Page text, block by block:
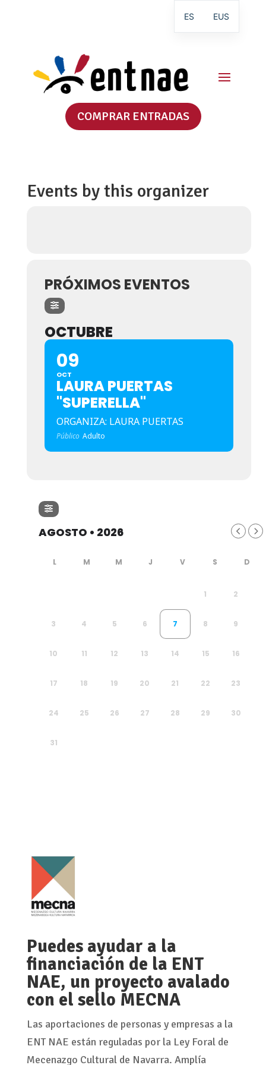
COMPRAR ENTRADAS
Events by this organizer
PRÓXIMOS EVENTOS
OCTUBRE
09
OCT
LAURA PUERTAS
"SUPERELLA"
ORGANIZA: LAURA PUERTAS
Público Adulto
AGOSTO • 2026
1 2
3 4 5 6 7 8 9
10 11 12 13 14 15 16
17 18 19 20 21 22 23
24 25 26 27 28 29 30
31
Puedes ayudar a la
financiación de la ENT
NAE, un proyecto avalado
con el sello MECNA
Las aportaciones de personas y empresas a la
ENT NAE están reguladas por la Ley Foral de
Mecenazgo Cultural de Navarra. Amplía
ES EUS